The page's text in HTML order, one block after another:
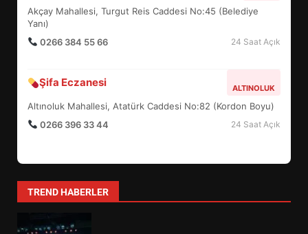
Akçay Mahallesi, Turgut Reis Caddesi No:45 (Belediye
Yanı)
0266 384 55 66
24 Saat Açık
Şifa Eczanesi ALTINOLUK
Altınoluk Mahallesi, Atatürk Caddesi No:82 (Kordon Boyu)
0266 396 33 44
24 Saat Açık
TREND HABERLER
5
6
YENİ YÖNETİM NASIL
ŞEKİLLENDİ?
7
DEV HAREKET: NELER